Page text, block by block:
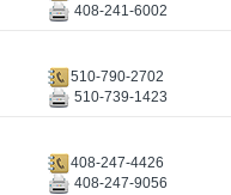
408-241-6002
510-790-2702
510-739-1423
408-247-4426
408-247-9056